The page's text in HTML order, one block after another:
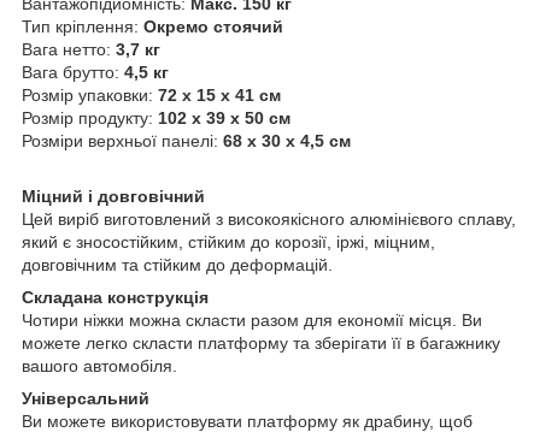
Тип кріплення: Окремо стоячий
Вага нетто: 3,7 кг
Вага брутто: 4,5 кг
Розмір упаковки: 72 x 15 x 41 см
Розмір продукту: 102 x 39 x 50 см
Розміри верхньої панелі: 68 x 30 x 4,5 см
Міцний і довговічний
Цей виріб виготовлений з високоякісного алюмінієвого сплаву,
який є зносостійким, стійким до корозії, іржі, міцним,
довговічним та стійким до деформацій.
Складана конструкція
Чотири ніжки можна скласти разом для економії місця. Ви
можете легко скласти платформу та зберігати її в багажнику
вашого автомобіля.
Універсальний
Ви можете використовувати платформу як драбину, щоб